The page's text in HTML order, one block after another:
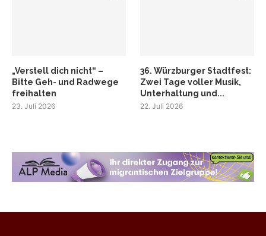
„Verstell dich nicht“ –
Bitte Geh- und Radwege
freihalten
23. Juli 2026
36. Würzburger Stadtfest:
Zwei Tage voller Musik,
Unterhaltung und...
22. Juli 2026